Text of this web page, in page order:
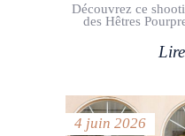
Découvrez ce
des Hêtres
4 juin 2026